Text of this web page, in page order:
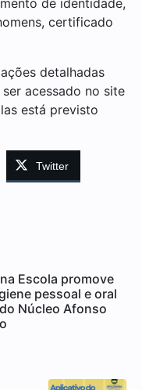
de identidade,
certificado
detalhadas
acessado no site
está previsto
Twitter
Escola promove
pessoal e oral
Núcleo Afonso